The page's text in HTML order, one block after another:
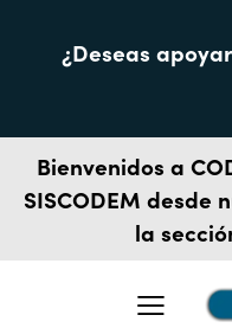
¿Deseas
Bienvenidos a
SISCODEM desde
la